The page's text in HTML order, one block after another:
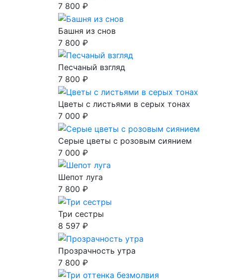
7 800 ₽
Башня из снов
7 800 ₽
Песчаный взгляд
7 800 ₽
Цветы с листьями в серых тонах
7 000 ₽
Серые цветы с розовым сиянием
7 000 ₽
Шепот луга
7 800 ₽
Три сестры
8 597 ₽
Прозрачность утра
7 800 ₽